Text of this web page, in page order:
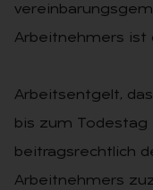
Arbeitnehmers ist
Arbeitsentgelt,
bis zum
beitragsrechtlich
Arbeitnehmers